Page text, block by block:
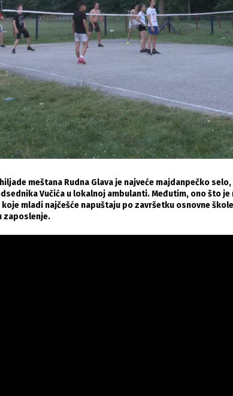
meštana Rudna Glava je najveće majdanpečko
Vučića u lokalnoj ambulanti. Međutim, ono što
mladi najčešće napuštaju po završetku osnovne
zaposlenje.